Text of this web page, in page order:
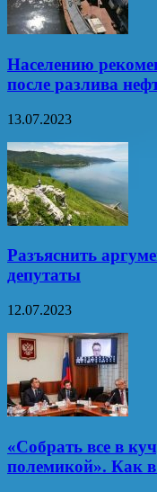
Населению
после разлива
13.07.2023
Разъяснить
депутаты
12.07.2023
«Собрать все в
полемикой». Как